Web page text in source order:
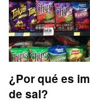
¿Por qué es
de sal?